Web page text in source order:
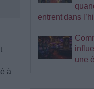
entrent dans
une
à